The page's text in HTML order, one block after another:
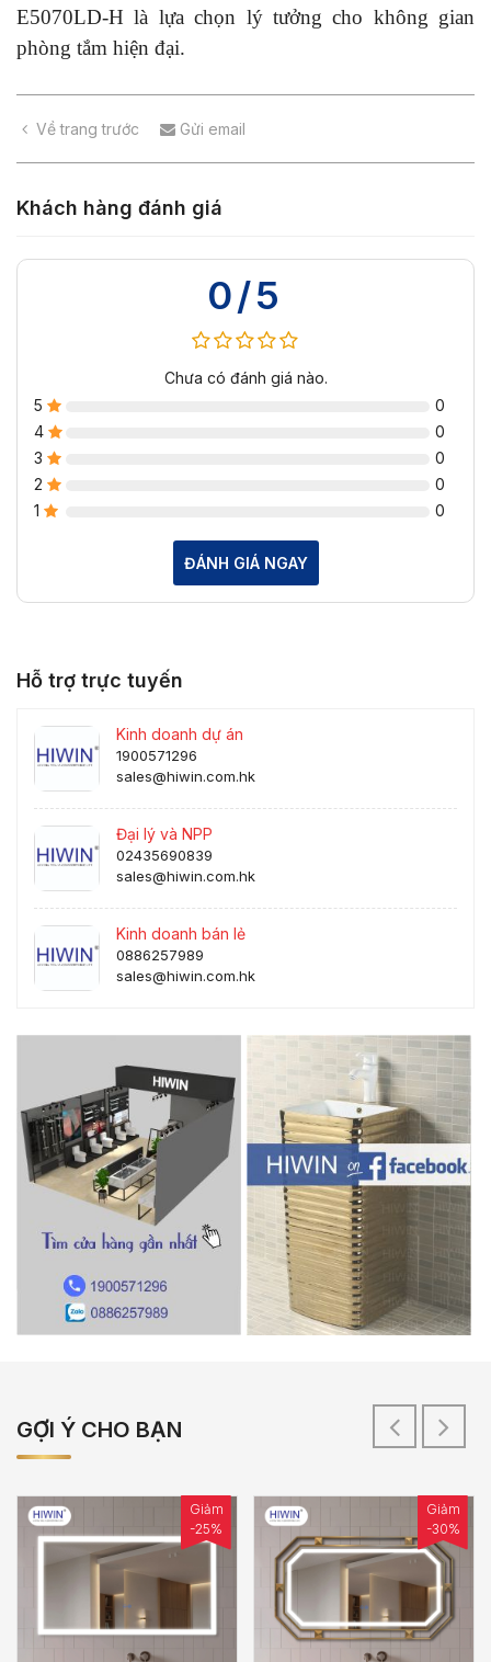
E5070LD-H là lựa chọn lý tưởng cho không gian
phòng tắm hiện đại.
Về trang trước Gửi email
Khách hàng đánh giá
0/5
Chưa có đánh giá nào.
5
0
4
0
3
0
2
0
1
0
ĐÁNH GIÁ NGAY
Hỗ trợ trực tuyến
Kinh doanh dự án
1900571296
sales@hiwin.com.hk
Đại lý và NPP
02435690839
sales@hiwin.com.hk
Kinh doanh bán lẻ
0886257989
sales@hiwin.com.hk
GỢI Ý CHO BẠN
Giảm
-25%
Giảm
-30%